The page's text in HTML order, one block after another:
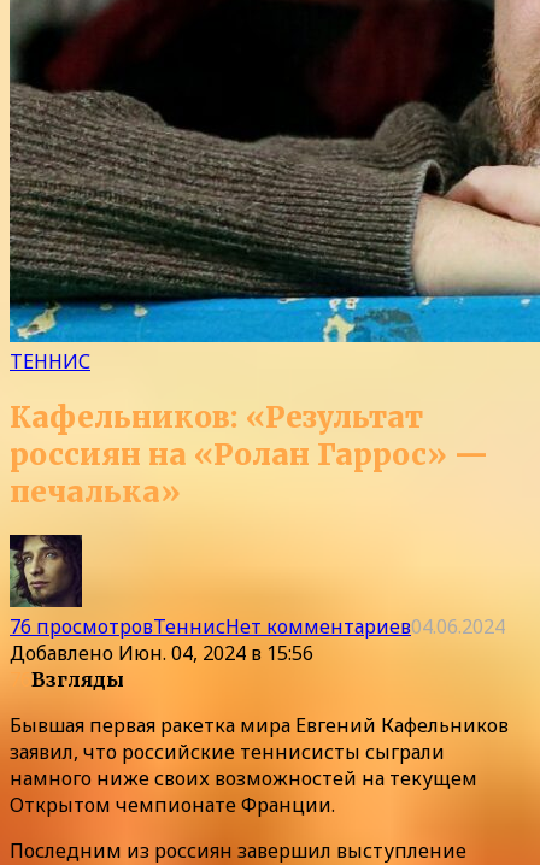
ТЕННИС
Кафельников: «Результат
россиян на «Ролан Гаррос» —
печалька»
76 просмотровТеннисНет комментариев04.06.2024
Добавлено Июн. 04, 2024 в 15:56
Взгляды
Бывшая первая ракетка мира Евгений Кафельников
заявил, что российские теннисисты сыграли
намного ниже своих возможностей на текущем
Открытом чемпионате Франции.
Последним из россиян завершил выступление